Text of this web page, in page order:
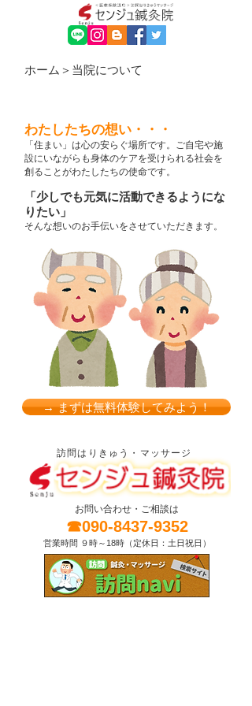
ホーム ＞当院について
わたしたちの想い・・・
「住まい」は心の安らぐ場所です。ご自宅や施
設にいながらも身体のケアを受けられる社会を
創ることがわたしたちの使命です。
「少しでも元気に活動できるようにな
りたい」
そんな想いのお手伝いをさせていただきます。
→ まずは無料体験してみよう！
訪問はりきゅう・マッサージ
お問い合わせ・ご相談は
☎090-8437-9352
営業時間 ９時～18時（定休日：土日祝日）